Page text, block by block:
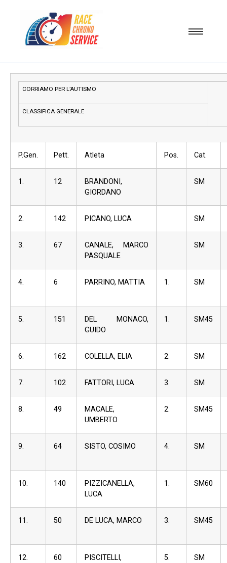
CORRIAMO PER L’AUTISMO
CLASSIFICA GENERALE
P.Gen. Pett. Atleta Pos. Cat.
1. 12
BRANDONI,
GIORDANO
SM
2. 142 PICANO, LUCA SM
3. 67
CANALE, MARCO
PASQUALE
SM
4. 6 PARRINO, MATTIA 1. SM
5. 151
DEL MONACO,
GUIDO
1. SM45
6. 162 COLELLA, ELIA 2. SM
7. 102 FATTORI, LUCA 3. SM
8. 49
MACALE,
UMBERTO
2. SM45
9. 64 SISTO, COSIMO 4. SM
10. 140
PIZZICANELLA,
LUCA
1. SM60
11. 50 DE LUCA, MARCO 3. SM45
12. 60
PISCITELLI,
5. SM